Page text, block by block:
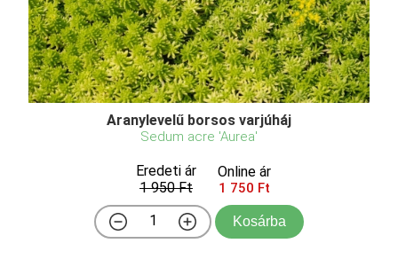
Aranylevelű borsos varjúháj
Sedum acre 'Aurea'
Eredeti ár
1 950 Ft
Online ár
1 750 Ft
Kosárba